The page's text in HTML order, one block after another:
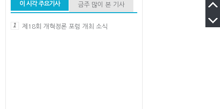
이 시각 주요기사 금주 많이 본 기사
1 제18회 개혁정론 포럼 개최 소식